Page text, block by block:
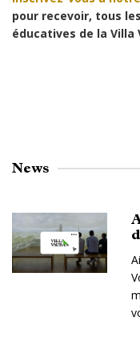
pour recevoir, tous
éducatives de la Villa
News